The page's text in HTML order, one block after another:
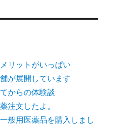
メリットがいっぱい
が展開しています
からの体験談
注文したよ。
般用医薬品を購入しまし